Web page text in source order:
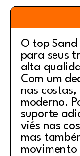
O top
para seus
alta
Com um
nas costas,
moderno.
suporte
viés nas
mas
movimento